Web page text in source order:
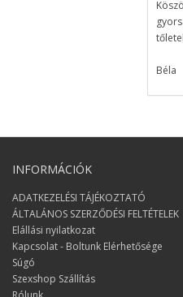
Béla
INFORMÁCIÓK
ADATKEZELÉSI TÁJÉKOZTATÓ
ÁLTALÁNOS SZERZŐDÉSI FELTÉTELEK
Elállási nyilatkozat
Kapcsolat - Boltunk Elérhetősége
Súgó
Szexshop Szállítás